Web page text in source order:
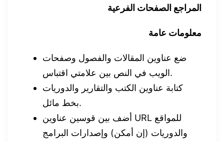
المراجع الصفحات الفرعية
معلومات عامة
ضع عناوين المقالات والفصول وصفحات
الويب في النص بين علامتي اقتباس.
كتابة عناوين الكتب والتقارير والدوريات
بخط مائل.
أضف بين قوسين عناوين URL للمواقع
والدوريات (إن أمكن) وإصدارات البرامج